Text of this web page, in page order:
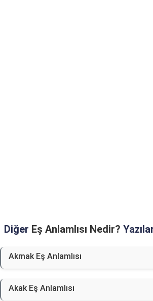
Diğer Eş Anlamlısı Nedir?
Akmak Eş Anlamlısı
Akak Eş Anlamlısı